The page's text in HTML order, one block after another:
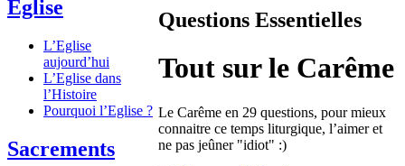
Eglise
L’Eglise
aujourd’hui
L’Eglise dans
l’Histoire
Pourquoi l’Eglise ?
Sacrements
Questions Essentielles
Tout sur le Carême
Le Carême en 29 questions, pour mieux
connaitre ce temps liturgique, l’aimer et
ne pas jeûner "idiot" :)